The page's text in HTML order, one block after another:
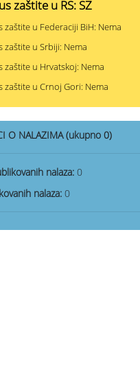
zaštite u RS: SZ
zaštite u Federaciji BiH: Nema
zaštite u Srbiji: Nema
zaštite u Hrvatskoj: Nema
zaštite u Crnoj Gori: Nema
O NALAZIMA (ukupno 0)
nalaza: 0
nalaza: 0